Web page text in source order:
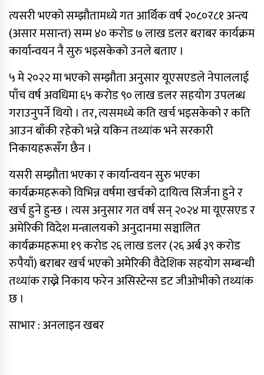
सेमिफाइनलबाटै बाहिरियो नेपाल
आगामी आर्थिक वर्षका लागि २१ खर्ब २४
अर्ब ३४ करोड बजेट सार्वजनिक
आज सुनचाँदीको भाउ घट्यो
थप ३०४ जना सहकारी पीडितले फिर्ता पाए
बचत
मन्त्रिपरिषद् निर्णय : विस्थापित
सुकुम्वासीलाई प्रतिपरिवार २५ हजार
पुनर्स्थापना खर्च
प्रधानन्यायाधीशमा मनोजकुमार शर्माको
नाम सर्वसम्मत अनुमोदन
प्राधिकरणद्वारा विभिन्न १७ इन्टरनेट सेवा
प्रदायकसँग १५ दिने स्पष्टीकरण माग
त्यसरी भएको सम्झौतामध्ये गत आर्थिक वर्ष २०८०र८१ अन्त्य
(असार मसान्त) सम्म ४० करोड ७ लाख डलर बराबर कार्यक्रम
कार्यान्वयन नै सुरु भइसकेको उनले बताए ।
५ मे २०२२ मा भएको सम्झौता अनुसार यूएसएडले नेपाललाई
पाँच वर्ष अवधिमा ६५ करोड ९० लाख डलर सहयोग उपलब्ध
गराउनुपर्ने थियो । तर, त्यसमध्ये कति खर्च भइसकेको र कति
आउन बाँकी रहेको भन्ने यकिन तथ्यांक भने सरकारी
निकायहरूसँग छैन ।
यसरी सम्झौता भएका र कार्यान्वयन सुरु भएका
कार्यक्रमहरूको विभिन्न वर्षमा खर्चको दायित्व सिर्जना हुने र
खर्च हुने हुन्छ । त्यस अनुसार गत वर्ष सन् २०२४ मा यूएसएड र
अमेरिकी विदेश मन्त्रालयको अनुदानमा सञ्चालित
कार्यक्रमहरूमा १९ करोड २६ लाख डलर (२६ अर्ब ३९ करोड
रुपैयाँ) बराबर खर्च भएको अमेरिकी वैदेशिक सहयोग सम्बन्धी
तथ्यांक राख्ने निकाय फरेन असिस्टेन्स डट जीओभीको तथ्यांक
छ ।
साभार : अनलाइन खबर